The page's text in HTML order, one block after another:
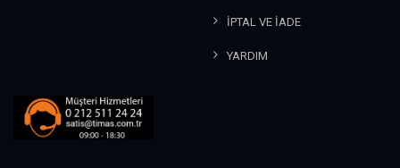
İPTAL VE İADE
YARDIM